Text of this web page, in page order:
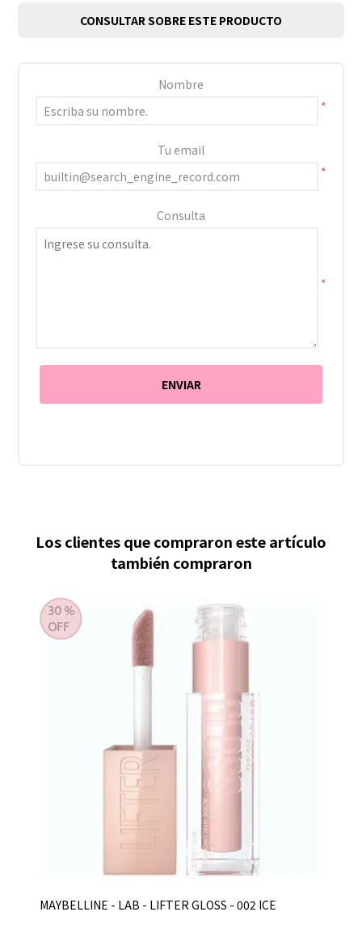
CONSULTAR SOBRE ESTE PRODUCTO
Nombre
*
Tu email
*
Consulta
*
Los clientes que compraron este artículo
también compraron
MAYBELLINE - LAB - LIFTER GLOSS - 002 ICE